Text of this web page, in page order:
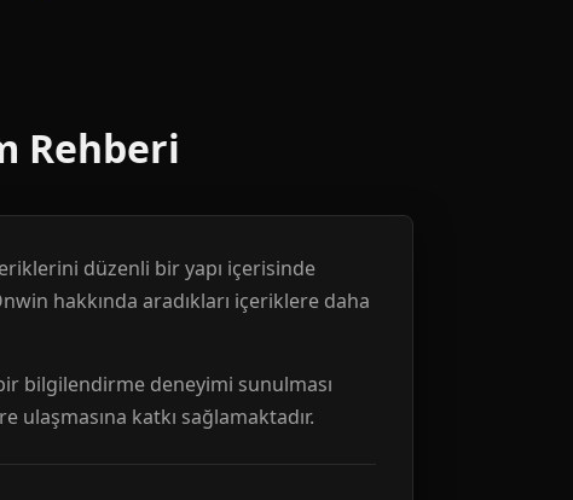
Rehberi
düzenli bir yapı içerisinde
hakkında aradıkları içeriklere daha
bilgilendirme deneyimi sunulması
ulaşmasına katkı sağlamaktadır.